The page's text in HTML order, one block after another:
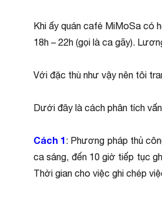
Khi ấy quán café MiMoSa có
18h – 22h (gọi là ca gãy).
Với đặc thù như vậy nên tôi
Dưới đây là cách phân tích
Cách 1: Phương pháp thủ
ca sáng, đến 10 giờ tiếp tục
Thời gian cho việc ghi chép